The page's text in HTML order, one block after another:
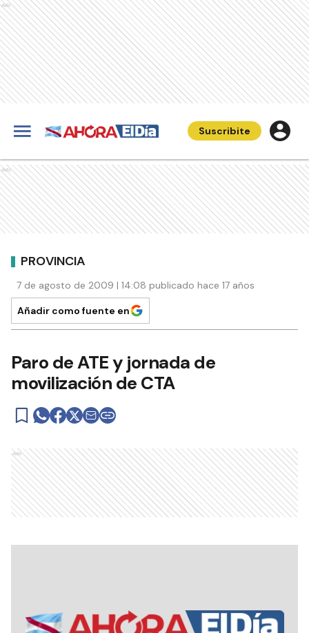
Ads
Suscribite
Ads
PROVINCIA
7 de agosto de 2009 | 14:08 publicado hace 17 años
Añadir como fuente en
Paro de ATE y jornada de
movilización de CTA
Ads